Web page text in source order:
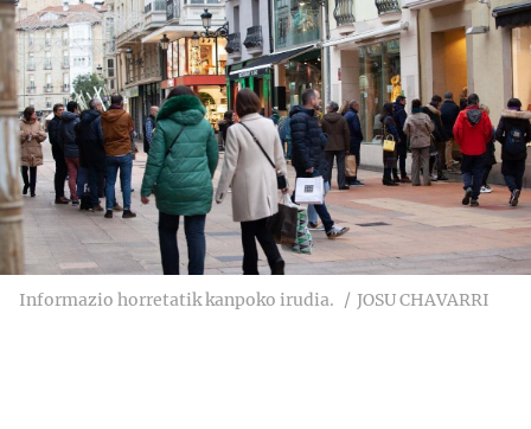
Informazio horretatik kanpoko irudia. JOSU CHAVARRI